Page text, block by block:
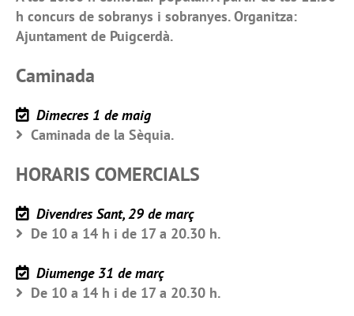
h concurs de sobranys i sobranyes. Organitza:
Ajuntament de Puigcerdà.
Caminada
Dimecres 1 de maig
Caminada de la Sèquia.
HORARIS COMERCIALS
Divendres Sant, 29 de març
De 10 a 14 h i de 17 a 20.30 h.
Diumenge 31 de març
De 10 a 14 h i de 17 a 20.30 h.